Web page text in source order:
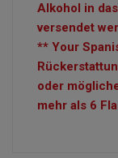
Alkohol in
versendet
** Your
oder
mehr als 6